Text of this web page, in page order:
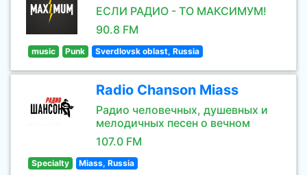
ЕСЛИ РАДИО - ТО МАКСИМУМ!
90.8 FM
music Punk Sverdlovsk oblast, Russia
Radio Chanson Miass
Радио человечных, душевных и
мелодичных песен о вечном
107.0 FM
Specialty Miass, Russia